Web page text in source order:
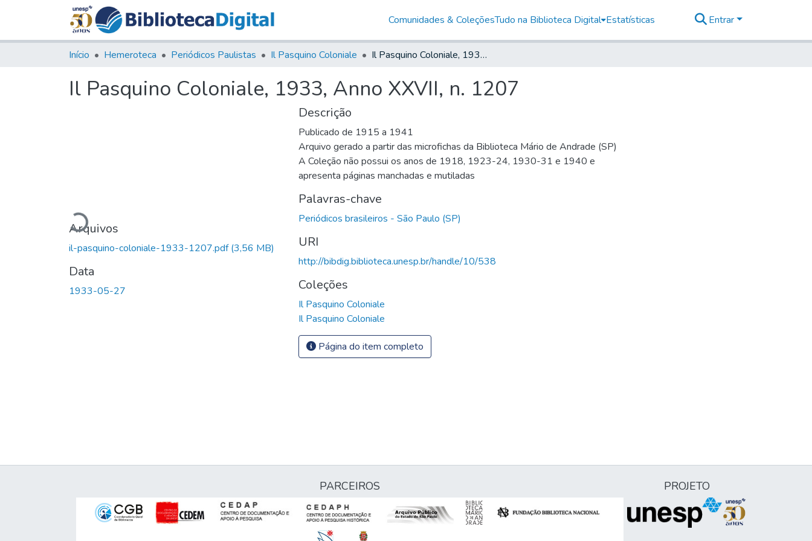
Comunidades & ColeçõesTudo na Biblioteca Digital Estatísticas Entrar
Início Hemeroteca Periódicos Paulistas Il Pasquino Coloniale Il Pasquino Coloniale, 1933, Anno XXVII, n. 1207
Il Pasquino Coloniale, 1933, Anno XXVII, n. 1207
Carregando...
Arquivos
il-pasquino-coloniale-1933-1207.pdf(3,56 MB)
Data
1933-05-27
Descrição
Publicado de 1915 a 1941
Arquivo gerado a partir das microfichas da Biblioteca Mário de Andrade (SP)
A Coleção não possui os anos de 1918, 1923-24, 1930-31 e 1940 e
apresenta páginas manchadas e mutiladas
Palavras-chave
Periódicos brasileiros - São Paulo (SP)
URI
http://bibdig.biblioteca.unesp.br/handle/10/538
Coleções
Il Pasquino Coloniale
Il Pasquino Coloniale
Página do item completo
PARCEIROS PROJETO